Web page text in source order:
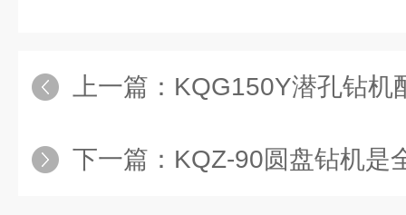
上一篇： KQG150Y潜孔钻机
下一篇： KQZ-90圆盘钻机是全气